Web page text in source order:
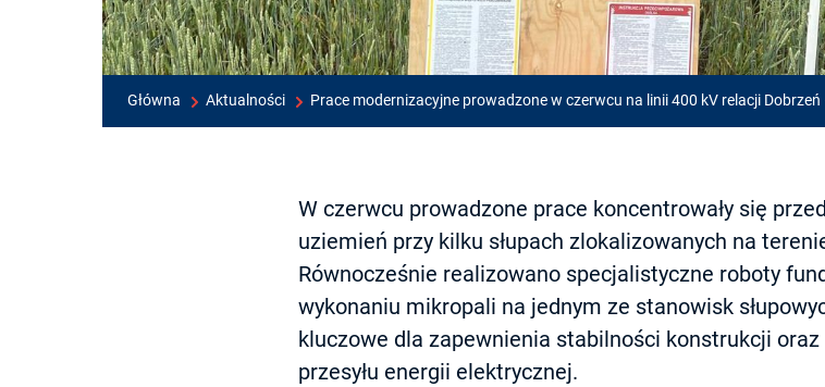
Główna Aktualności Prace modernizacyjne prowadzone w czerwcu na linii 400 kV relacji
W czerwcu prowadzone prace koncentrowały się
uziemień przy kilku słupach zlokalizowanych na
Równocześnie realizowano specjalistyczne roboty
wykonaniu mikropali na jednym ze stanowisk
kluczowe dla zapewnienia stabilności konstrukcji
przesyłu energii elektrycznej.